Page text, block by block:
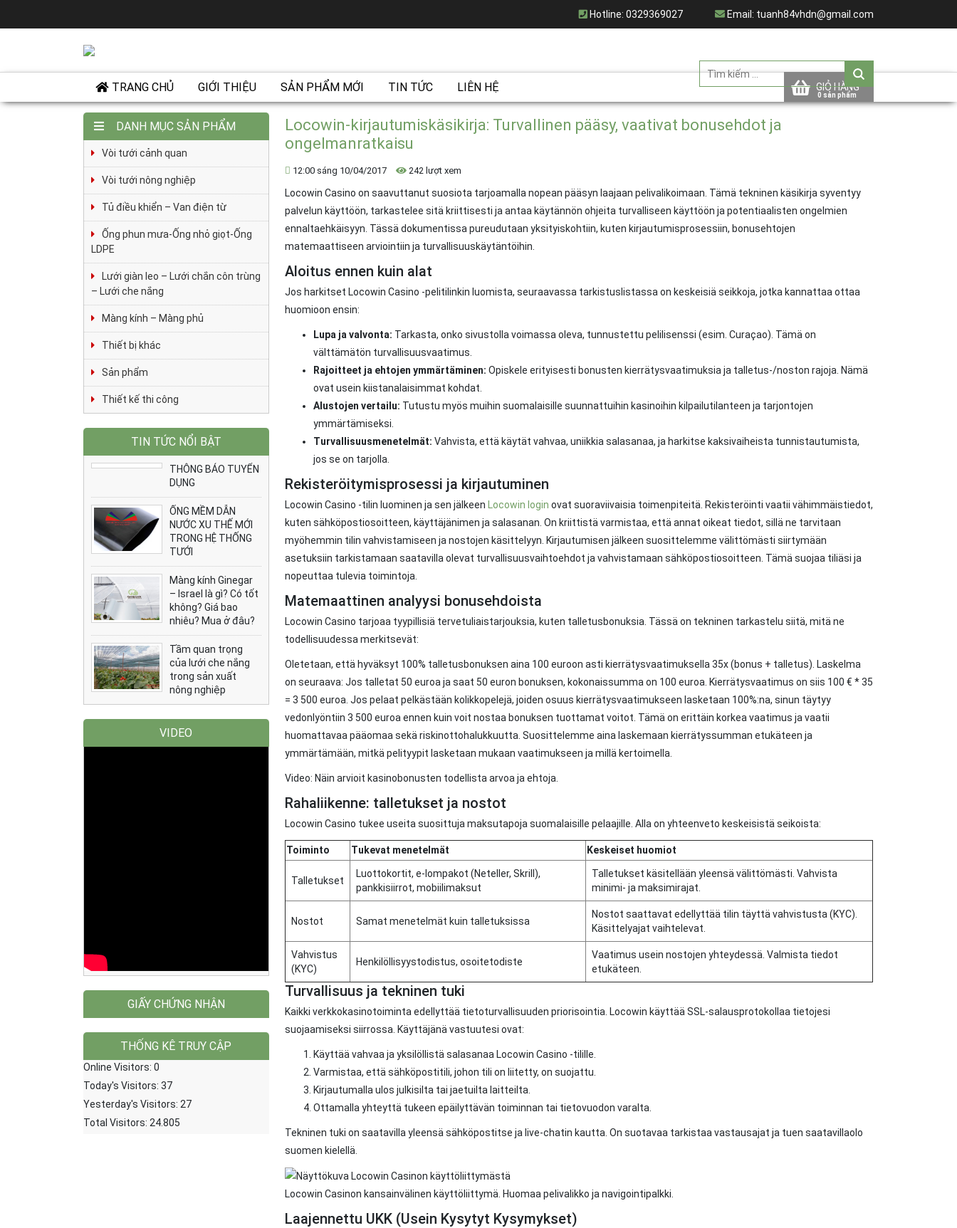
Email: tuanh84vhdn@gmail.com
Hotline: 0329369027
GIỎ HÀNG
TRANG CHỦ GIỚI THIỆU SẢN PHẨM MỚI TIN TỨC LIÊN HỆ
Locowin-kirjautumiskäsikirja: Turvallinen pääsy, vaativat bonusehdot ja
ongelmanratkaisu
12:00 sáng 10/04/2017 242 lượt xem
Locowin Casino on saavuttanut suosiota tarjoamalla nopean pääsyn laajaan pelivalikoimaan. Tämä tekninen käsikirja syventyy
palvelun käyttöön, tarkastelee sitä kriittisesti ja antaa käytännön ohjeita turvalliseen käyttöön ja potentiaalisten ongelmien
ennaltaehkäisyyn. Tässä dokumentissa pureudutaan yksityiskohtiin, kuten kirjautumisprosessiin, bonusehtojen
matemaattiseen arviointiin ja turvallisuuskäytäntöihin.
Aloitus ennen kuin alat
Jos harkitset Locowin Casino -pelitilinkin luomista, seuraavassa tarkistuslistassa on keskeisiä seikkoja, jotka kannattaa ottaa
huomioon ensin:
Lupa ja valvonta: Tarkasta, onko sivustolla voimassa oleva, tunnustettu pelilisenssi (esim. Curaçao). Tämä on
välttämätön turvallisuusvaatimus.
Rajoitteet ja ehtojen ymmärtäminen: Opiskele erityisesti bonusten kierrätysvaatimuksia ja talletus-/noston rajoja. Nämä
ovat usein kiistanalaisimmat kohdat.
Alustojen vertailu: Tutustu myös muihin suomalaisille suunnattuihin kasinoihin kilpailutilanteen ja tarjontojen
ymmärtämiseksi.
Turvallisuusmenetelmät: Vahvista, että käytät vahvaa, uniikkia salasanaa, ja harkitse kaksivaiheista tunnistautumista,
jos se on tarjolla.
Rekisteröitymisprosessi ja kirjautuminen
Locowin Casino -tilin luominen ja sen jälkeen Locowin login ovat suoraviivaisia toimenpiteitä. Rekisteröinti vaatii vähimmäistiedot,
kuten sähköpostiosoitteen, käyttäjänimen ja salasanan. On kriittistä varmistaa, että annat oikeat tiedot, sillä ne tarvitaan
myöhemmin tilin vahvistamiseen ja nostojen käsittelyyn. Kirjautumisen jälkeen suosittelemme välittömästi siirtymään
asetuksiin tarkistamaan saatavilla olevat turvallisuusvaihtoehdot ja vahvistamaan sähköpostiosoitteen. Tämä suojaa tiliäsi ja
nopeuttaa tulevia toimintoja.
Matemaattinen analyysi bonusehdoista
Locowin Casino tarjoaa tyypillisiä tervetuliaistarjouksia, kuten talletusbonuksia. Tässä on tekninen tarkastelu siitä, mitä ne
todellisuudessa merkitsevät:
Oletetaan, että hyväksyt 100% talletusbonuksen aina 100 euroon asti kierrätysvaatimuksella 35x (bonus + talletus). Laskelma
on seuraava: Jos talletat 50 euroa ja saat 50 euron bonuksen, kokonaissumma on 100 euroa. Kierrätysvaatimus on siis 100 € * 35
= 3 500 euroa. Jos pelaat pelkästään kolikkopelejä, joiden osuus kierrätysvaatimukseen lasketaan 100%:na, sinun täytyy
vedonlyöntiin 3 500 euroa ennen kuin voit nostaa bonuksen tuottamat voitot. Tämä on erittäin korkea vaatimus ja vaatii
huomattavaa pääomaa sekä riskinottohalukkuutta. Suosittelemme aina laskemaan kierrätyssumman etukäteen ja
ymmärtämään, mitkä pelityypit lasketaan mukaan vaatimukseen ja millä kertoimella.
Video: Näin arvioit kasinobonusten todellista arvoa ja ehtoja.
Rahaliikenne: talletukset ja nostot
Locowin Casino tukee useita suosittuja maksutapoja suomalaisille pelaajille. Alla on yhteenveto keskeisistä seikoista:
Toiminto Tukevat menetelmät Keskeiset huomiot
Talletukset
Luottokortit, e-lompakot (Neteller, Skrill),
pankkisiirrot, mobiilimaksut
Talletukset käsitellään yleensä välittömästi. Vahvista
minimi- ja maksimirajat.
Nostot Samat menetelmät kuin talletuksissa
Nostot saattavat edellyttää tilin täyttä vahvistusta (KYC).
Käsittelyajat vaihtelevat.
Vahvistus
(KYC)
Henkilöllisyystodistus, osoitetodiste
Vaatimus usein nostojen yhteydessä. Valmista tiedot
etukäteen.
Turvallisuus ja tekninen tuki
Kaikki verkkokasinotoiminta edellyttää tietoturvallisuuden priorisointia. Locowin käyttää SSL-salausprotokollaa tietojesi
suojaamiseksi siirrossa. Käyttäjänä vastuutesi ovat:
Käyttää vahvaa ja yksilöllistä salasanaa Locowin Casino -tilille.
Varmistaa, että sähköpostitili, johon tili on liitetty, on suojattu.
Kirjautumalla ulos julkisilta tai jaetuilta laitteilta.
Ottamalla yhteyttä tukeen epäilyttävän toiminnan tai tietovuodon varalta.
Tekninen tuki on saatavilla yleensä sähköpostitse ja live-chatin kautta. On suotavaa tarkistaa vastausajat ja tuen saatavillaolo
suomen kielellä.
Locowin Casinon kansainvälinen käyttöliittymä. Huomaa pelivalikko ja navigointipalkki.
Laajennettu UKK (Usein Kysytyt Kysymykset)
DANH MỤC SẢN PHẨM
Vòi tưới cảnh quan
Vòi tưới nông nghiệp
Tủ điều khiển – Van điện từ
Ống phun mưa-Ống nhỏ giọt-Ống
LDPE
Lưới giàn leo – Lưới chắn côn trùng
– Lưới che nắng
Màng kính – Màng phủ
Thiết bị khác
Sản phẩm
Thiết kế thi công
TIN TỨC NỔI BẬT
THÔNG BÁO TUYỂN
DỤNG
ỐNG MỀM DẪN
NƯỚC XU THẾ MỚI
TRONG HỆ THỐNG
TƯỚI
Màng kính Ginegar
– Israel là gì? Có tốt
không? Giá bao
nhiêu? Mua ở đâu?
Tầm quan trọng
của lưới che nắng
trong sản xuất
nông nghiệp
VIDEO
GIẤY CHỨNG NHẬN